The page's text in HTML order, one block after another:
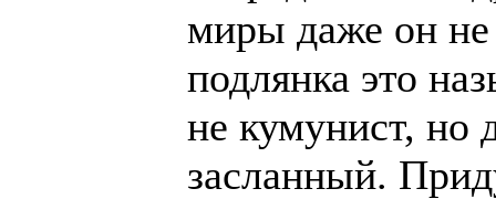
миры даже он не
подлянка это
не кумунист, но
засланный.